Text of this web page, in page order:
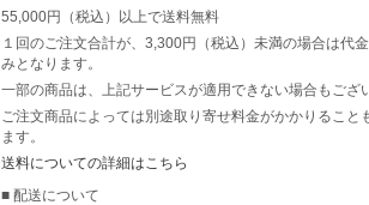
55,000円（税込）以上で送料無料
１回のご注文合計が、3,300円（税込）未満の場合は代
みとなります。
一部の商品は、上記サービスが適用できない場合もござ
ご注文商品によっては別途取り寄せ料金がかかりること
ます。
送料についての詳細はこちら
■ 配送について